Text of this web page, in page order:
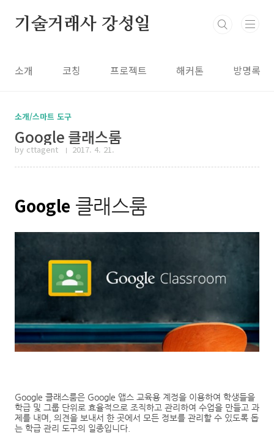
기술거래사 강성일
소개 코칭 프로젝트 해커톤 방명록
소개/스마트 도구
Google 클래스룸
by cttagent 2017. 4. 21.
Google 클래스룸
Google 클래스룸은 Google 앱스 교육용 계정을 이용하여 학생들을
학급 및 그룹 단위로 효율적으로 조직하고 관리하여 수업을 만들고 과
제를 내며
의견을 보내서 한 곳에서 모든 정보를 관리할 수 있도록 돕
는 학급 관리 도구의 일종입니다